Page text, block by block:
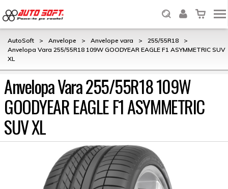
AutoSoft > Anvelope > Anvelope vara > 255/55R18
>
Anvelopa Vara 255/55R18 109W GOODYEAR EAGLE F1 ASYMMETRIC SUV
XL
Anvelopa Vara 255/55R18 109W
GOODYEAR EAGLE F1 ASYMMETRIC
SUV XL